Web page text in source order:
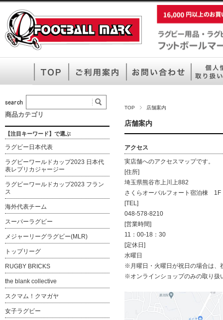
TOP 店舗案内
店舗案内
アクセス
実店舗へのアクセスマップです。
[住所]
埼玉県熊谷市上川上882
さくらオーバルフォート宿泊棟 1F
[TEL]
048-578-8210
[営業時間]
11：00-18：30
[定休日]
水曜日
※月曜日・火曜日が祝日の場合は、
※オンラインショップのみの取り扱
商品カテゴリ
【注目キーワード】で選ぶ
ラグビー日本代表
ラグビーワールドカップ2023 日本代
表レプリカジャージー
ラグビーワールドカップ2023 フラン
ス
海外代表チーム
スーパーラグビー
メジャーリーグラグビー(MLR)
トップリーグ
RUGBY BRICKS
the blank collective
スクマム！クマガヤ
女子ラグビー